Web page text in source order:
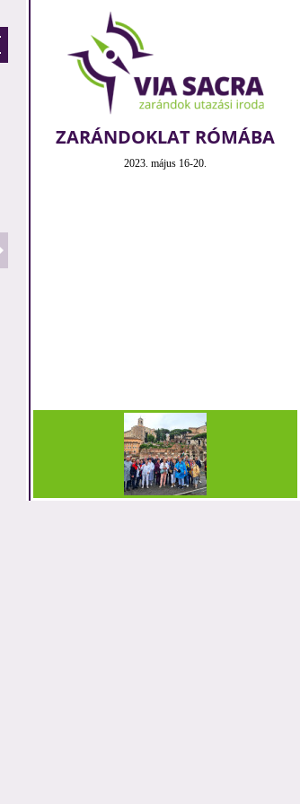
ZARÁNDOKLAT RÓMÁBA
2023. május 16-20.